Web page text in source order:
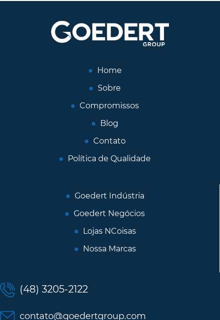
Home
Sobre
Compromissos
Blog
Contato
Política de Qualidade
Goedert Indústria
Goedert Negócios
Lojas NCoisas
Nossa Marcas
(48) 3205-2122
contato@goedertgroup.com